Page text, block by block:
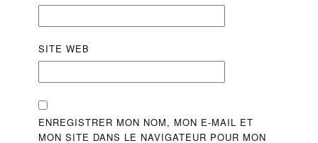
SITE WEB
ENREGISTRER MON NOM, MON E-MAIL ET
MON SITE DANS LE NAVIGATEUR POUR MON